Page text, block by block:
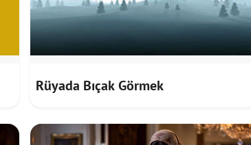
Rüyada Bıçak Görmek